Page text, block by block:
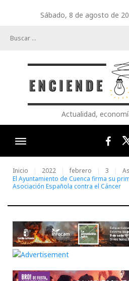
Sábado, 8 de agosto de
Actualidad,
Inicio 2022 febrero 3
El Ayuntamiento de Cuenca firma su
Asociación Española contra el Cáncer